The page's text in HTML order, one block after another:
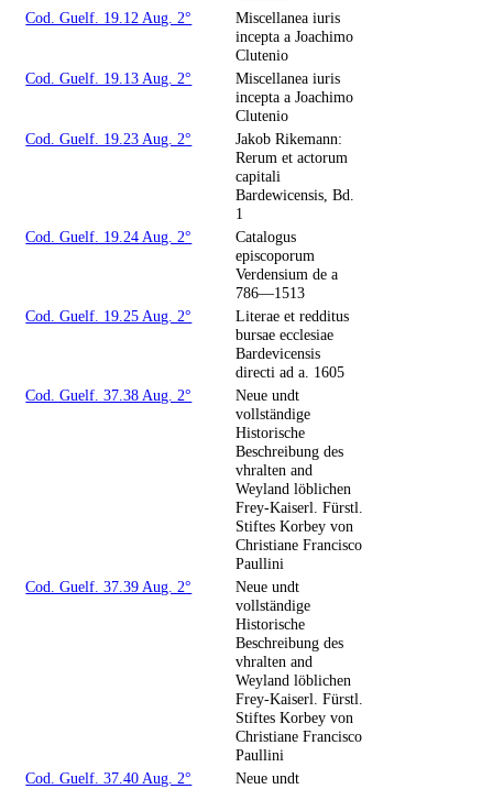
Cod. Guelf. 19.12 Aug. 2°
Miscellanea iuris
incepta a Joachimo
Clutenio
Cod. Guelf. 19.13 Aug. 2°
Miscellanea iuris
incepta a Joachimo
Clutenio
Cod. Guelf. 19.23 Aug. 2°
Jakob Rikemann:
Rerum et actorum
capitali
Bardewicensis, Bd.
1
Cod. Guelf. 19.24 Aug. 2°
Catalogus
episcoporum
Verdensium de a
786—1513
Cod. Guelf. 19.25 Aug. 2°
Literae et redditus
bursae ecclesiae
Bardevicensis
directi ad a. 1605
Cod. Guelf. 37.38 Aug. 2°
Neue undt
vollständige
Historische
Beschreibung des
vhralten and
Weyland löblichen
Frey-Kaiserl. Fürstl.
Stiftes Korbey von
Christiane Francisco
Paullini
Cod. Guelf. 37.39 Aug. 2°
Neue undt
vollständige
Historische
Beschreibung des
vhralten and
Weyland löblichen
Frey-Kaiserl. Fürstl.
Stiftes Korbey von
Christiane Francisco
Paullini
Cod. Guelf. 37.40 Aug. 2°
Neue undt